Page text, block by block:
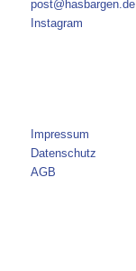
post@hasbargen.de
Instagram
Impressum
Datenschutz
AGB